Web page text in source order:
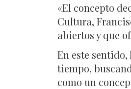
«El concepto
Cultura,
abiertos y que
En este
tiempo,
como un